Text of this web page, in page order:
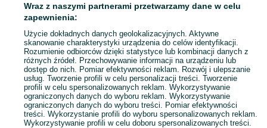
Mapa ministron
Popularne wyszukiwania
Wraz z naszymi partnerami przetwarzamy dane w celu
zapewnienia:
Użycie dokładnych danych geolokalizacyjnych. Aktywne
skanowanie charakterystyki urządzenia do celów identyfikacji.
Rozumienie odbiorców dzięki statystyce lub kombinacji danych z
różnych źródeł. Przechowywanie informacji na urządzeniu lub
dostęp do nich. Pomiar efektywności reklam. Rozwój i ulepszanie
usług. Tworzenie profili w celu personalizacji treści. Tworzenie
profili w celu spersonalizowanych reklam. Wykorzystywanie
ograniczonych danych do wyboru reklam. Wykorzystywanie
ograniczonych danych do wyboru treści. Pomiar efektywności
treści. Wykorzystanie profili do wyboru spersonalizowanych reklam.
Wykorzystywanie profili w celu doboru spersonalizowanych treści.